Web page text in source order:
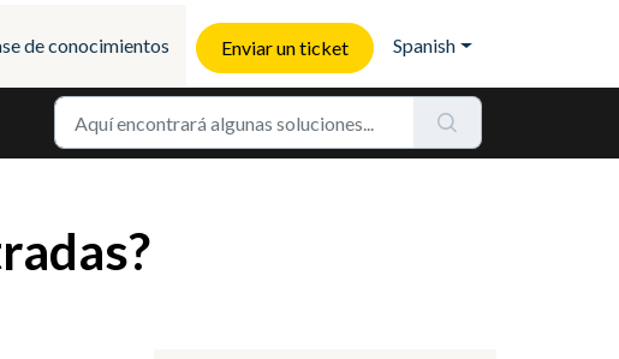
de conocimientos Enviar un ticket Spanish